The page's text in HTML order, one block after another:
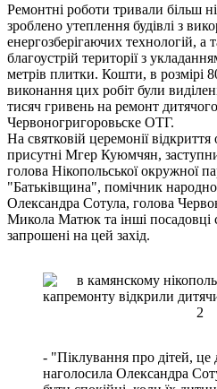
Ремонтні роботи тривали більш
зроблено утеплення будівлі з
енергозберігаючих технологій,
благоустрій території з
метрів плитки. Кошти, в розмірі
виконання цих робіт були
тисяч гривень на ремонт
Червоногригоровьске ОТГ.
На святковій церемонії
присутні Мгер Куюмчян,
голова Нікопольської окружної
"Батьківщина", помічник
Олександра Сотула, голова
Микола Матюк та інші посадовці
запрошені на цей захід.
- "Піклування про дітей,
наголосила Олександра